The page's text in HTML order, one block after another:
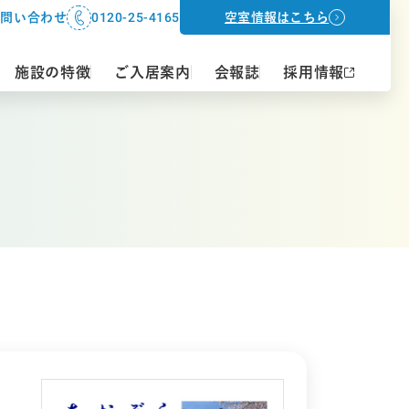
い合わせ 0120-25-4165 空室情報はこちら
施設の特徴 ご入居案内 会報誌 採用情報